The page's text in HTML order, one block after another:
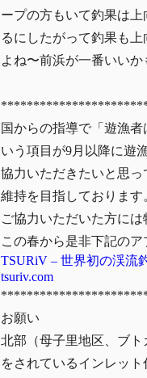
ープの方もいて釣果は
るにしたがって釣果も
よね〜前浜が一番いいか
国からの指導で「遊漁
いう項目が9月以降に遊
協力いただきたいと思
維持を目指しております
ご協力いただいた方には
この春から是非下記のア
TSURiV – 世界初の渓流
tsuriv.com
お願い
北部（母子里地区、ブ
をされているインレッ